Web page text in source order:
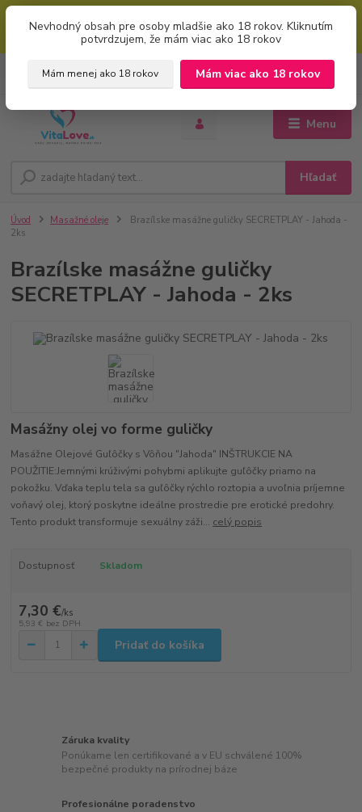
bez úvodzoviek). Zľavový kód zadajte v prvom kroku košíku zaškrtnutím
políčka: "mám zľavový kupón"
Nevhodný obsah pre osoby mladšie ako 18 rokov. Kliknutím
potvrdzujem, že mám viac ako 18 rokov
Mám menej ako 18 rokov Mám viac ako 18 rokov
Menu
Hľadať
+421 951 733 848
(Po-Pia, 8-16 hod.)
za
Úvod Masažné oleje
Brazílske masážne guličky SECRETPLAY - Jahoda -
2ks
Brazílske masážne guličky
SECRETPLAY - Jahoda - 2ks
Masážny olej vo forme guličky
Masážne Olejové Guľôčky s Vôňou "Jahoda" INŠTRUKCIE NA
POUŽITIE:Jemnými krúživými pohybmi aplikujte guľôčky priamo na
pokožku. Vďaka teplu tela sa guľôčky rýchlo roztopia a uvoľnia príjemne
voňavý olej, ktorý poskytne ideálne prostredie pre erotické predohry.
Tento produkt transformuje sexuálny záži... celý popis
Dostupnosť Skladom
7,30 €/ks
5,93 € bez DPH
Pridať do košíka
Záruka kvality
Ponúkame len certifikované a v EU schválené 100%
bezpečné produkty na prírodnej báze
Profesionálne poradenstvo